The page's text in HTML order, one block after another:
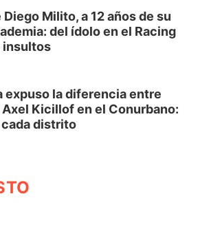
Milito, a 12 años de su
del ídolo en el Racing
insultos
expuso la diferencia entre
Kicillof en el Conurbano:
distrito